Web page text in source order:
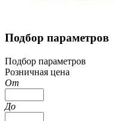
Подбор параметров
Подбор параметров
Розничная цена
От
До